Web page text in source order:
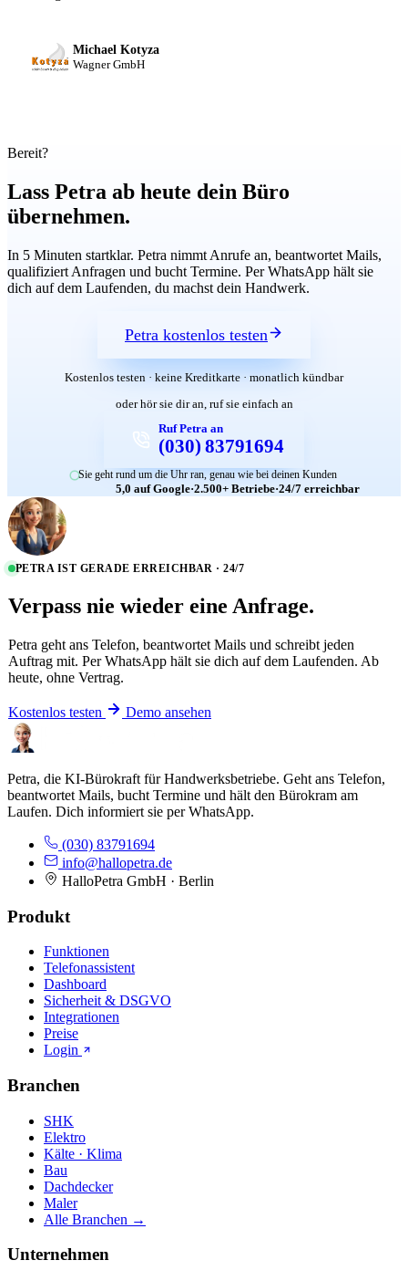
Michael Kotyza
Wagner GmbH
Bereit?
Lass Petra ab heute dein Büro
übernehmen.
In 5 Minuten startklar. Petra nimmt Anrufe an, beantwortet Mails,
qualifiziert Anfragen und bucht Termine. Per WhatsApp hält sie
dich auf dem Laufenden, du machst dein Handwerk.
Petra kostenlos testen
Kostenlos testen · keine Kreditkarte · monatlich kündbar
oder hör sie dir an, ruf sie einfach an
Ruf Petra an
(030) 83791694
Sie geht rund um die Uhr ran, genau wie bei deinen Kunden
5,0 auf Google·2.500+ Betriebe·24/7 erreichbar
PETRA IST GERADE ERREICHBAR · 24/7
Verpass nie wieder eine Anfrage.
Petra geht ans Telefon, beantwortet Mails und schreibt jeden
Auftrag mit. Per WhatsApp hält sie dich auf dem Laufenden. Ab
heute, ohne Vertrag.
Kostenlos testen Demo ansehen
Petra, die KI-Bürokraft für Handwerksbetriebe. Geht ans Telefon,
beantwortet Mails, bucht Termine und hält den Bürokram am
Laufen. Dich informiert sie per WhatsApp.
(030) 83791694
info@hallopetra.de
HalloPetra GmbH · Berlin
Produkt
Funktionen
Telefonassistent
Dashboard
Sicherheit & DSGVO
Integrationen
Preise
Login
Branchen
SHK
Elektro
Kälte · Klima
Bau
Dachdecker
Maler
Alle Branchen →
Unternehmen